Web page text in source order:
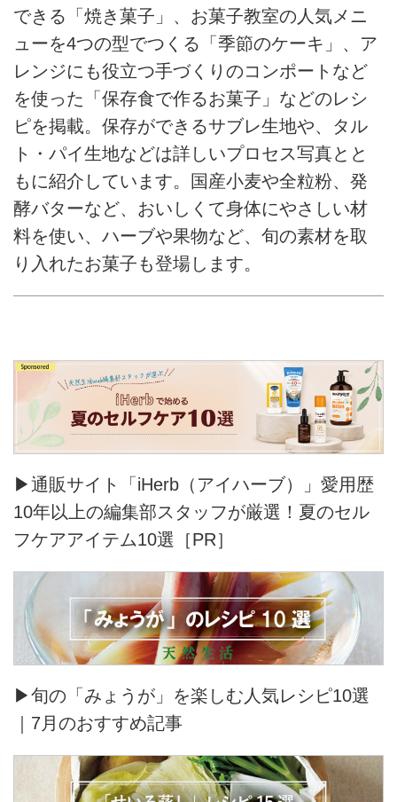
できる「焼き菓子」、お菓子教室の人気メニ
ューを4つの型でつくる「季節のケーキ」、ア
レンジにも役立つ手づくりのコンポートなど
を使った「保存食で作るお菓子」などのレシ
ピを掲載。保存ができるサブレ生地や、タル
ト・パイ生地などは詳しいプロセス写真とと
もに紹介しています。国産小麦や全粒粉、発
酵バターなど、おいしくて身体にやさしい材
料を使い、ハーブや果物など、旬の素材を取
り入れたお菓子も登場します。
▶通販サイト「iHerb（アイハーブ）」愛用歴
10年以上の編集部スタッフが厳選！夏のセル
フケアアイテム10選［PR］
▶旬の「みょうが」を楽しむ人気レシピ10選
｜7月のおすすめ記事